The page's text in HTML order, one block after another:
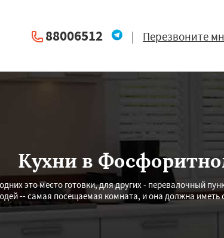
88006512 | Перезвоните
Кухни в
это место готовки, для других - перевалочный
-- самая посещаемая комната, и она должна иметь